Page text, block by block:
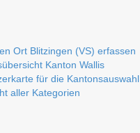
Ort Blitzingen (VS) erfassen
Kanton Wallis
für die Kantonsauswahl
aller Kategorien